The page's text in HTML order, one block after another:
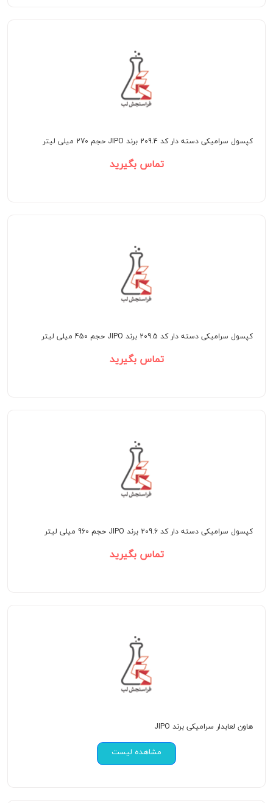
کپسول سرامیکی دسته دار کد 209.4 برند JIPO حجم 270 میلی لیتر
تماس بگیرید
کپسول سرامیکی دسته دار کد 209.5 برند JIPO حجم 450 میلی لیتر
تماس بگیرید
کپسول سرامیکی دسته دار کد 209.6 برند JIPO حجم 960 میلی لیتر
تماس بگیرید
هاون لعابدار سرامیکی برند JIPO
مشاهده لیست